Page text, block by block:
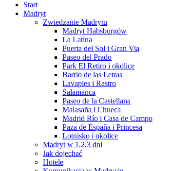
Start
Madryt
Zwiedzanie Madrytu
Madryt Habsburgów
La Latina
Puerta del Sol i Gran Via
Paseo del Prado
Park El Retiro i okolice
Barrio de las Letras
Lavapies i Rastro
Salamanca
Paseo de la Castellana
Malasaña i Chueca
Madrid Río i Casa de Campo
Paza de España i Princesa
Lotnisko i okolice
Madryt w 1,2,3 dni
Jak dojechać
Hotele